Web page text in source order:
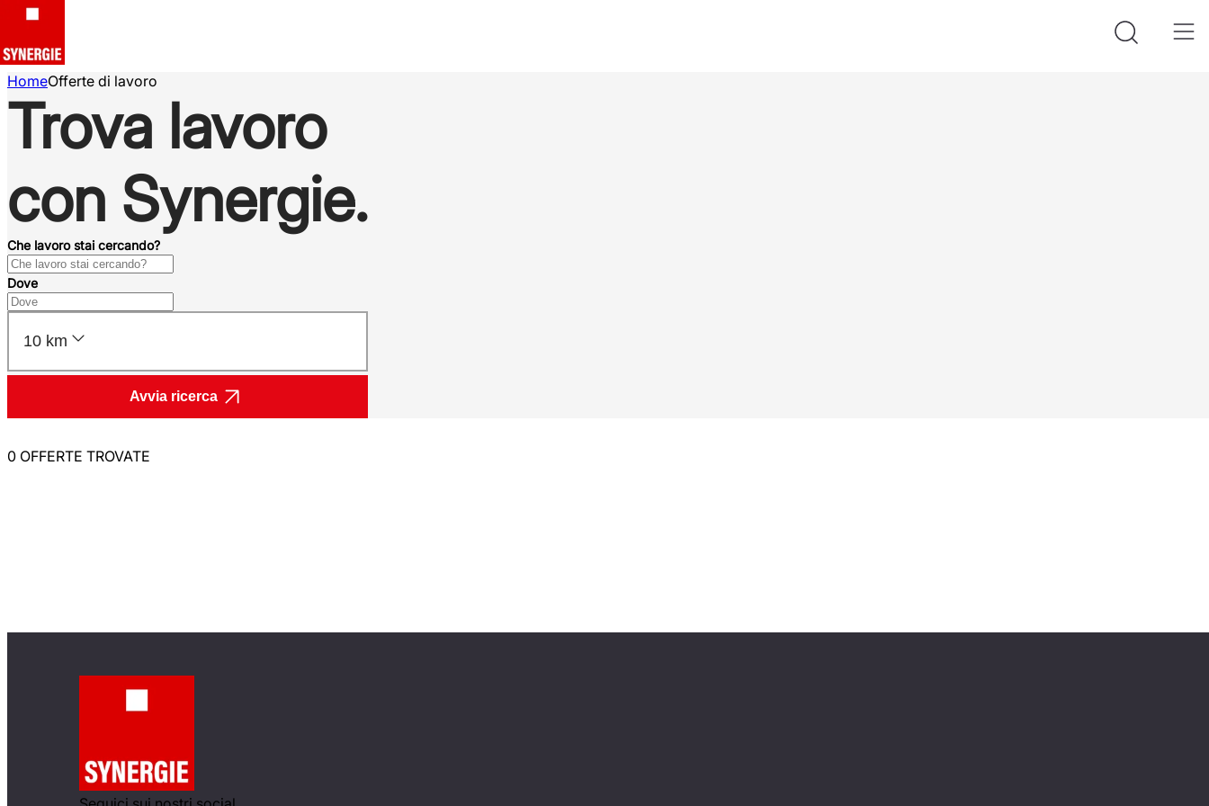
HomeOfferte di lavoro
Trova lavoro
con Synergie.
Che lavoro stai cercando?
Dove
10 km
Avvia ricerca
0 OFFERTE TROVATE